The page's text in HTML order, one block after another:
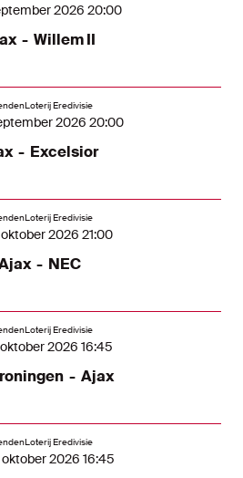
2026 20:00
- Willem II
Eredivisie
2026 20:00
- Excelsior
Eredivisie
oktober 2026 21:00
- NEC
Eredivisie
2026 16:45
- Ajax
Eredivisie
2026 16:45